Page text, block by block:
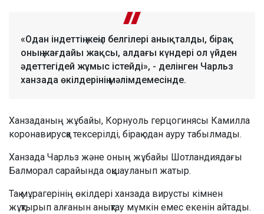
«Одан індеттің жеңіл белгілері анықталды, бірақ
оның жағдайы жақсы, алдағы күндері ол үйден
әдеттегідей жұмыс істейді», - делінген Чарльз
ханзада өкілдерінің мәлімдемесінде.
Ханзаданың жұбайы, Корнуоль герцогинясы Камилла
коронавирусқа тексерілді, бірақ одан ауру табылмады.
Ханзада Чарльз және оның жұбайы Шотландиядағы
Балморал сарайында оқшауланып жатыр.
Тақ мұрагерінің өкілдері ханзада вирусты кімнен
жұқтырып алғанын анықтау мүмкін емес екенін айтады.